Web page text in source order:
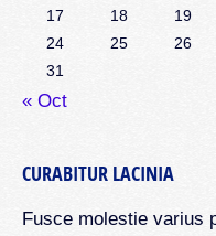
17
18 19
24
25 26
31
« Oct
CURABITUR LACINIA
Fusce molestie varius